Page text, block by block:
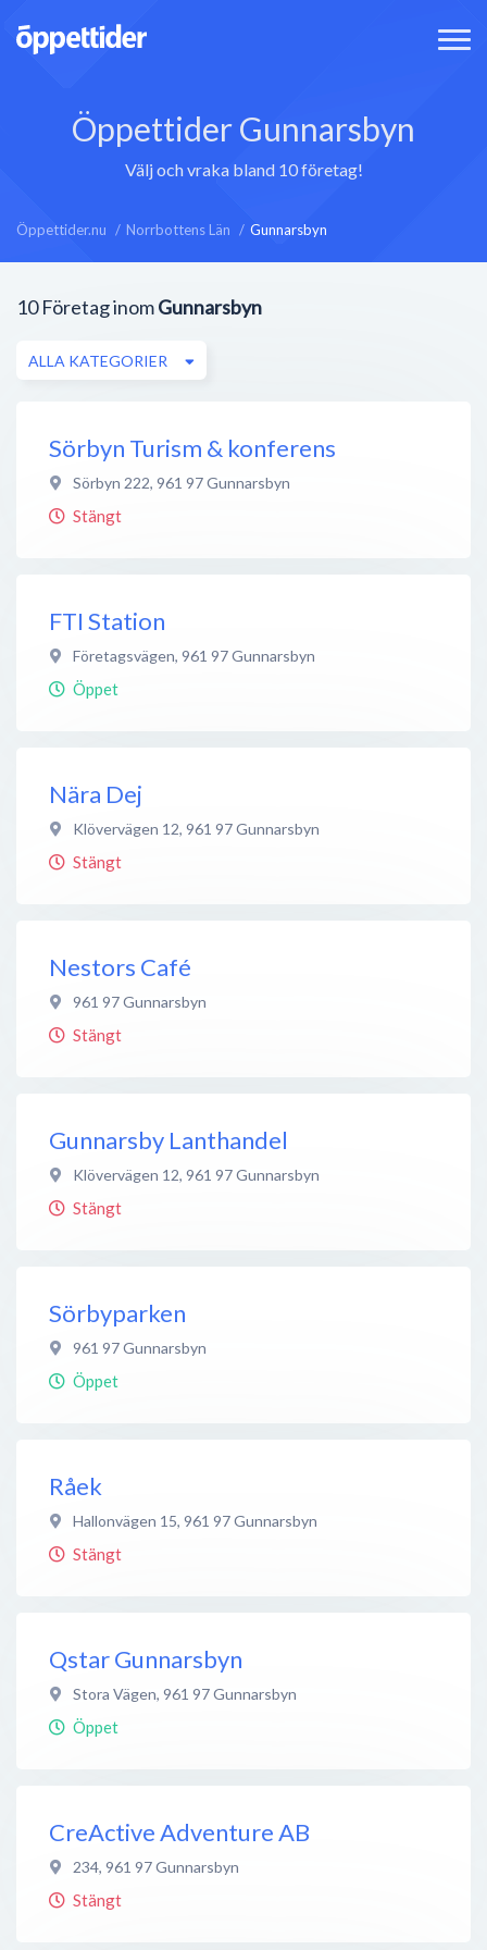
Öppettider Gunnarsbyn
Välj och vraka bland 10 företag!
Öppettider.nu Norrbottens Län Gunnarsbyn
10 Företag inomGunnarsbyn
ALLA KATEGORIER
Sörbyn Turism & konferens
Sörbyn 222, 961 97Gunnarsbyn
Stängt
FTI Station
Företagsvägen, 961 97Gunnarsbyn
Öppet
Nära Dej
Klövervägen 12, 961 97Gunnarsbyn
Stängt
Nestors Café
961 97Gunnarsbyn
Stängt
Gunnarsby Lanthandel
Klövervägen 12, 961 97Gunnarsbyn
Stängt
Sörbyparken
961 97Gunnarsbyn
Öppet
Råek
Hallonvägen 15, 961 97Gunnarsbyn
Stängt
Qstar Gunnarsbyn
Stora Vägen, 961 97Gunnarsbyn
Öppet
CreActive Adventure AB
234, 961 97Gunnarsbyn
Stängt